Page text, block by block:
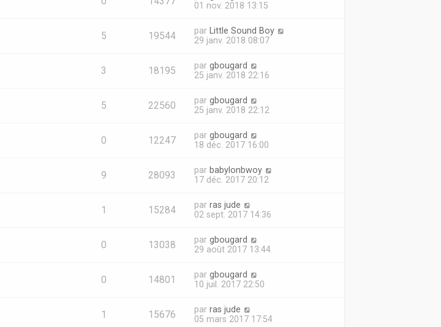
01 nov. 2018 13:15
5 19544 par
Little Sound Boy
29 janv. 2018 08:07
3 18195 par gbougard
25 janv. 2018 22:16
5 22560 par gbougard
25 janv. 2018 22:12
0 12247 par gbougard
18 déc. 2017 16:00
9 28093 par babylonbwoy
17 déc. 2017 20:12
1 15284 par ras jude
02 sept. 2017 14:36
0 13038 par gbougard
29 août 2017 13:44
0 14801 par gbougard
10 juil. 2017 22:50
1 15676 par ras jude
05 mars 2017 17:54